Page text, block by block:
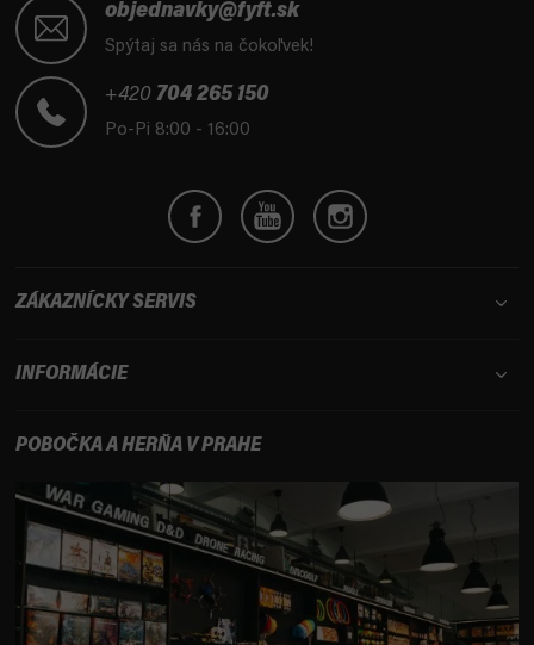
objednavky@fyft.sk
Spýtaj sa nás na čokoľvek!
+420 704 265 150
Po-Pi 8:00 - 16:00
ZÁKAZNÍCKY SERVIS
INFORMÁCIE
POBOČKA A HERŇA V PRAHE